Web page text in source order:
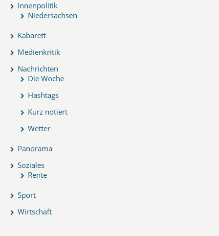
Innenpolitik
Niedersachsen
Kabarett
Medienkritik
Nachrichten
Die Woche
Hashtags
Kurz notiert
Wetter
Panorama
Soziales
Rente
Sport
Wirtschaft